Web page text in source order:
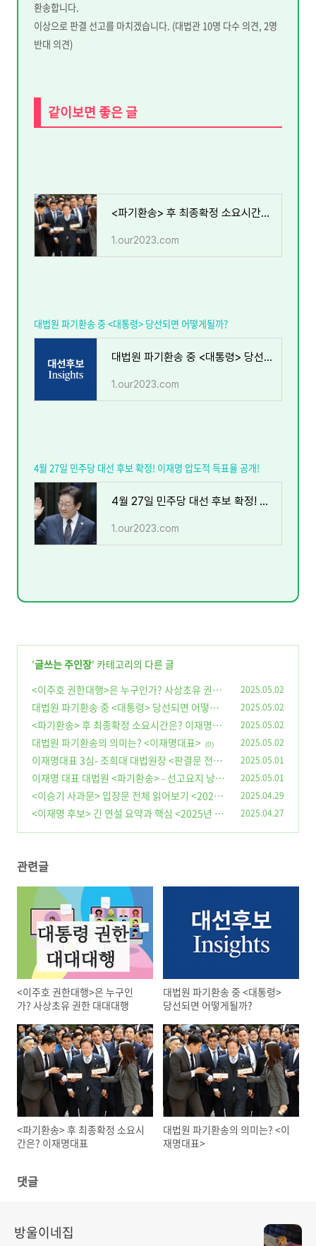
환송합니다.
이상으로 판결 선고를 마치겠습니다. (대법관 10명 다수 의견, 2명
반대 의견)
같이보면 좋은 글
<파기환송> 후 최종확정 소요시간은? 이재명대표
1.our2023.com
대법원 파기환송 중 <대통령> 당선되면 어떻게될까?
대법원 파기환송 중 <대통령> 당선되면 어떻게될까?
1.our2023.com
4월 27일 민주당 대선 후보 확정! 이재명 압도적 득표율 공개!
4월 27일 민주당 대선 후보 확정! 이재명 압도적 득표율 공개!
1.our2023.com
'글쓰는 주인장' 카테고리의 다른 글
<이주호 권한대행>은 누구인가? 사상초유 권한
대대대행 (2)
2025.05.02
대법원 파기환송 중 <대통령> 당선되면 어떻게될
까? (0)
2025.05.02
<파기환송> 후 최종확정 소요시간은? 이재명대
표
(2)
2025.05.02
대법원 파기환송의 의미는? <이재명대표> (0) 2025.05.02
이재명대표 3심- 조희대 대법원장 <판결문 전문>
공유합니다.
(0)
2025.05.01
이재명 대표 대법원 <파기환송> - 선고요지 낭독
요점 (1)
2025.05.01
<이승기 사과문> 입장문 전체 읽어보기 <2025.
4.29> (1)
2025.04.29
<이재명 후보> 긴 연설 요약과 핵심 <2025년 4
2025.04.27
관련글
<이주호 권한대행>은 누구인
가? 사상초유 권한 대대대행
대법원 파기환송 중 <대통령>
당선되면 어떻게될까?
<파기환송> 후 최종확정 소요시
간은? 이재명대표
대법원 파기환송의 의미는? <이
재명대표>
댓글
방울이네집